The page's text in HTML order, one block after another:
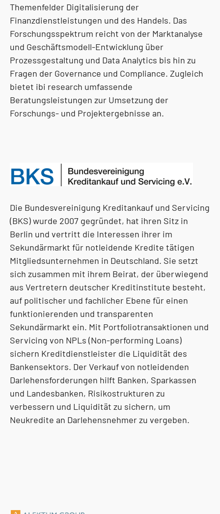
Themenfelder Digitalisierung der
Finanzdienstleistungen und des Handels. Das
Forschungsspektrum reicht von der Marktanalyse
und Geschäftsmodell-Entwicklung über
Prozessgestaltung und Data Analytics bis hin zu
Fragen der Governance und Compliance. Zugleich
bietet ibi research umfassende
Beratungsleistungen zur Umsetzung der
Forschungs- und Projektergebnisse an.
Die Bundesvereinigung Kreditankauf und Servicing
(BKS) wurde 2007 gegründet, hat ihren Sitz in
Berlin und vertritt die Interessen ihrer im
Sekundärmarkt für notleidende Kredite tätigen
Mitgliedsunternehmen in Deutschland. Sie setzt
sich zusammen mit ihrem Beirat, der überwiegend
aus Vertretern deutscher Kreditinstitute besteht,
auf politischer und fachlicher Ebene für einen
funktionierenden und transparenten
Sekundärmarkt ein. Mit Portfoliotransaktionen und
Servicing von NPLs (Non-performing Loans)
sichern Kreditdienstleister die Liquidität des
Bankensektors. Der Verkauf von notleidenden
Darlehensforderungen hilft Banken, Sparkassen
und Landesbanken, Risikostrukturen zu
verbessern und Liquidität zu sichern, um
Neukredite an Darlehensnehmer zu vergeben.